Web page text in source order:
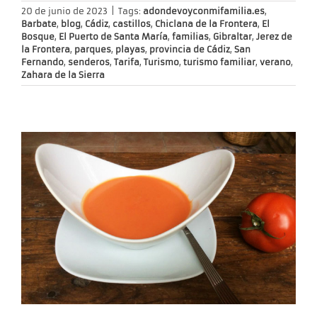
20 de junio de 2023 Tags: adondevoyconmifamilia.es,
Barbate, blog, Cádiz, castillos, Chiclana de la Frontera, El
Bosque, El Puerto de Santa María, familias, Gibraltar, Jerez de
la Frontera, parques, playas, provincia de Cádiz, San
Fernando, senderos, Tarifa, Turismo, turismo familiar, verano,
Zahara de la Sierra